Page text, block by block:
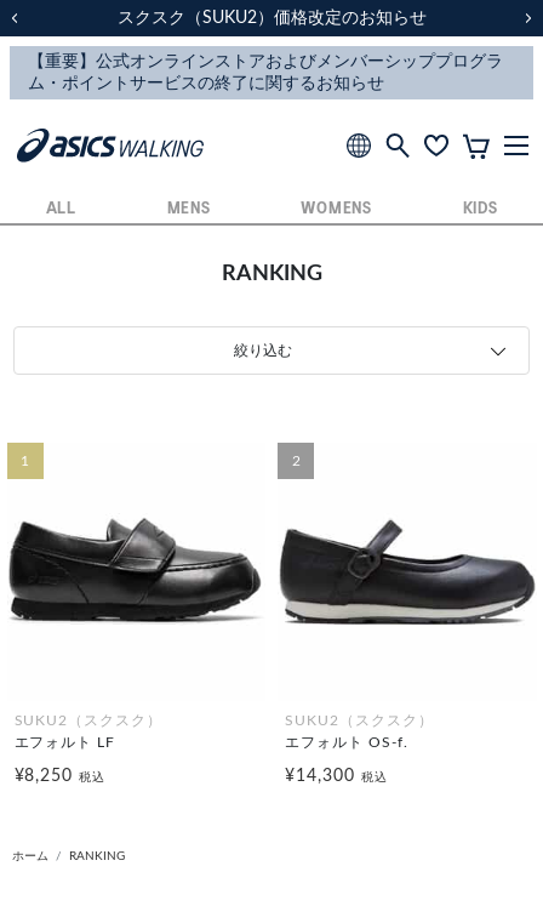
スクスク（SUKU2）価格改定のお知らせ
配送に関するお知らせ
スクスク（SUKU2）価格改定のお知らせ
配送に関するお知らせ
ALL MENS WOMENS KIDS
RANKING
絞り込む
1
SUKU2（スクスク）
エフォルト LF
¥8,250税込
2
SUKU2（スクスク）
エフォルト OS-f.
¥14,300 税込
ホーム RANKING